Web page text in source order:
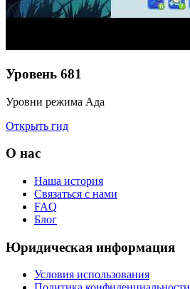
Уровень 681
Уровни режима Ада
Открыть гид
О нас
Наша история
Связаться с нами
FAQ
Блог
Юридическая информация
Условия использования